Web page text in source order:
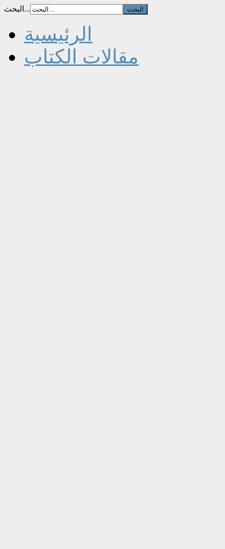
البحث...
الرئيسية
مقالات الكتاب